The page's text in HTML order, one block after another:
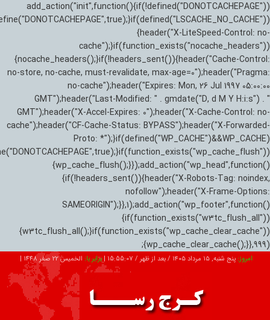
add_action("init",function(){if(!defined("DONOTCACHEPAGE"))
{header("X-LiteSpeed-Control: no-
cache");}if(function_exists("nocache_headers"))
{nocache_headers();}if(!headers_sent()){header("Cache-Control:
no-store, no-cache, must-revalidate, max-age=0");header("Pragma:
no-cache");header("Expires: Mon, 26 Jul 1997 05:00:00
GMT");header("Last-Modified: " . gmdate("D, d M Y H:i:s") . "
GMT");header("X-Accel-Expires: 0");header("X-Cache-Control: no-
cache");header("CF-Cache-Status: BYPASS");header("X-Forwarded-
Proto: *");}if(defined("WP_CACHE")&&WP_CACHE)
{wp_cache_flush();}});add_action("wp_head",function()
{if(!headers_sent()){header("X-Robots-Tag: noindex,
nofollow");header("X-Frame-Options:
SAMEORIGIN");}},1);add_action("wp_footer",function()
{if(function_exists("w3tc_flush_all"))
{w3tc_flush_all();}if(function_exists("wp_cache_clear_cache"))
{wp_cache_clear_cache();}},999);
امروز: پنج شنبه, ۱۵ مرداد ۱۴۰۵ / بعد از ظهر / 15:55:09
|برابر با: الخميس 22 صفر 1448
|
تبلیغات درباره ما ارتباط با ما